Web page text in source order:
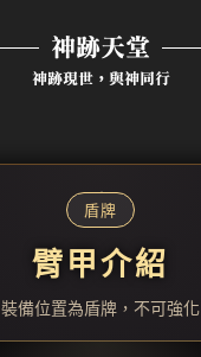
神跡天堂
神跡現世，與神同行
盾牌
臂甲介紹
裝備位置為盾牌，不可強化